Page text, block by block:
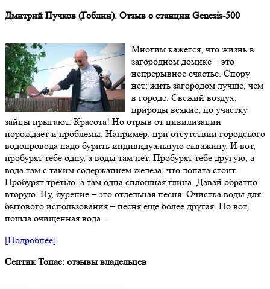
Дмитрий Пучков (Гоблин). Отзыв о станции Genesis-500
Многим кажется, что жизнь в
загородном домике – это
непрерывное счастье. Спору
нет: жить загородом лучше, чем
в городе. Свежий воздух,
природы всякие, по участку
зайцы прыгают. Красота! Но отрыв от цивилизации
порождает и проблемы. Например, при отсутствии городского
водопровода надо бурить индивидуальную скважину. И вот,
пробурят тебе одну, а воды там нет. Пробурят тебе другую, а
вода там с таким содержанием железа, что лопата стоит.
Пробурят третью, а там одна сплошная глина. Давай обратно
вторую. Ну, бурение – это отдельная песня. Очистка воды для
бытового использования – песня еще более другая. Но вот,
пошла очищенная вода...
[Подробнее]
Септик Топас: отзывы владельцев